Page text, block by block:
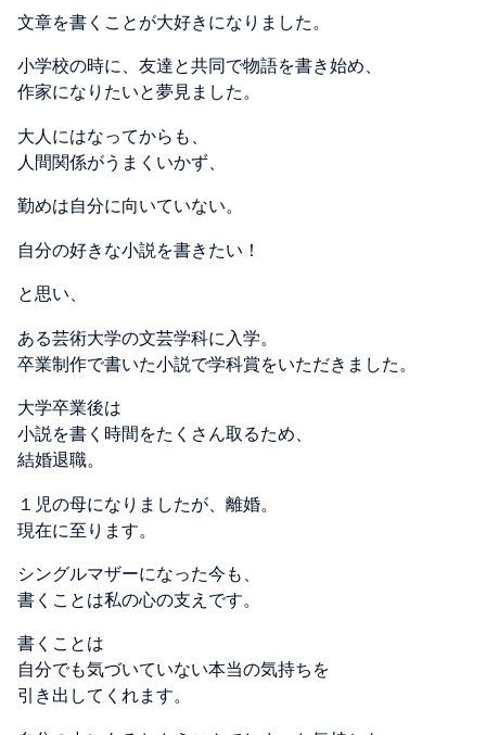
文章を書くことが大好きになりました。
小学校の時に、友達と共同で物語を書き始め、
作家になりたいと夢見ました。
大人にはなってからも、
人間関係がうまくいかず、
勤めは自分に向いていない。
自分の好きな小説を書きたい！
と思い、
ある芸術大学の文芸学科に入学。
卒業制作で書いた小説で学科賞をいただきました。
大学卒業後は
小説を書く時間をたくさん取るため、
結婚退職。
１児の母になりましたが、離婚。
現在に至ります。
シングルマザーになった今も、
書くことは私の心の支えです。
書くことは
自分でも気づいていない本当の気持ちを
引き出してくれます。